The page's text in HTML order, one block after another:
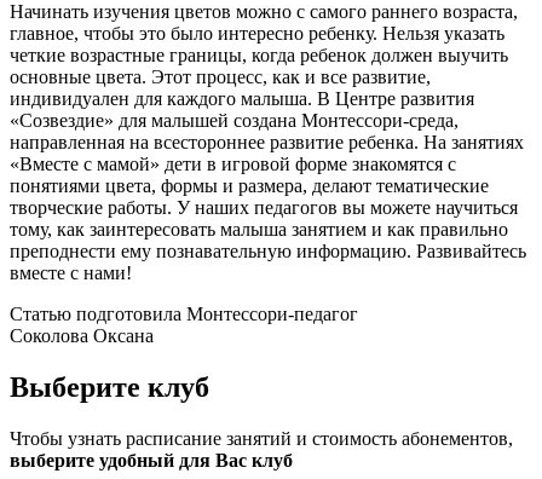
Начинать изучения цветов можно с самого раннего возраста,
главное, чтобы это было интересно ребенку. Нельзя указать
четкие возрастные границы, когда ребенок должен выучить
основные цвета. Этот процесс, как и все развитие,
индивидуален для каждого малыша. В Центре развития
«Созвездие» для малышей создана Монтессори-среда,
направленная на всестороннее развитие ребенка. На занятиях
«Вместе с мамой» дети в игровой форме знакомятся с
понятиями цвета, формы и размера, делают тематические
творческие работы. У наших педагогов вы можете научиться
тому, как заинтересовать малыша занятием и как правильно
преподнести ему познавательную информацию. Развивайтесь
вместе с нами!
Статью подготовила Монтессори-педагог
Соколова Оксана
Выберите клуб
Чтобы узнать расписание занятий и стоимость абонементов,
выберите удобный для Вас клуб